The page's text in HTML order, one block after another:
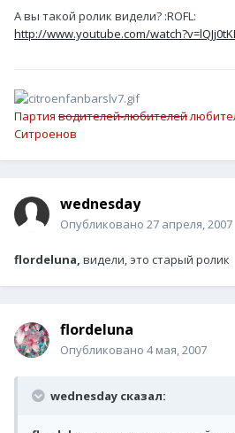
А вы такой ролик видели? :ROFL:
http://www.youtube.com/
Партия водителей-любителей
Ситроенов
wednesday
Опубликовано 27 апреля, 2007
flordeluna, видели, это старый ролик
flordeluna
Опубликовано 4 мая, 2007
wednesday сказал: